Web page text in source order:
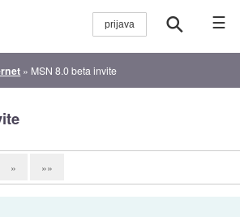
☰
» MSN 8.0 beta invite
» »»